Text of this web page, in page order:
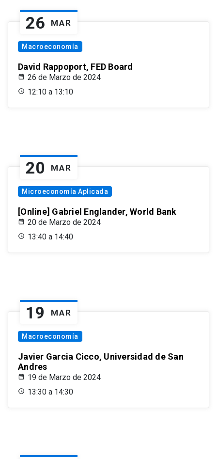
26 MAR
Macroeconomía
David Rappoport, FED Board
26 de Marzo de 2024
12:10 a 13:10
20 MAR
Microeconomía Aplicada
[Online] Gabriel Englander, World Bank
20 de Marzo de 2024
13:40 a 14:40
19 MAR
Macroeconomía
Javier Garcia Cicco, Universidad de San
Andres
19 de Marzo de 2024
13:30 a 14:30